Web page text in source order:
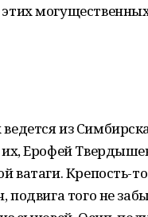
из
Ерофей
ватаги. Крепость-
подвига того не